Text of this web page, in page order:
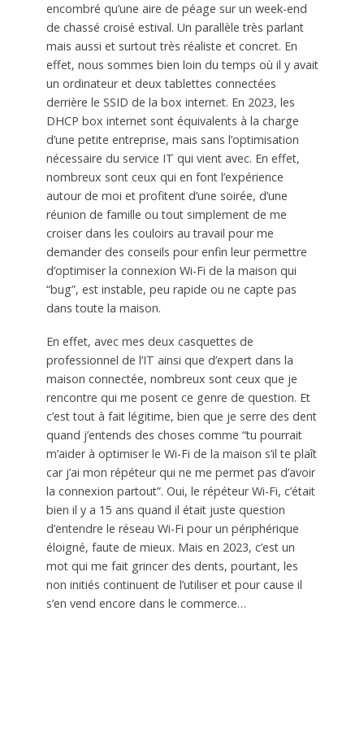
encombré qu’une aire de péage sur un week-end
de chassé croisé estival. Un parallèle très parlant
mais aussi et surtout très réaliste et concret. En
effet, nous sommes bien loin du temps où il y avait
un ordinateur et deux tablettes connectées
derrière le SSID de la box internet. En 2023, les
DHCP box internet sont équivalents à la charge
d’une petite entreprise, mais sans l’optimisation
nécessaire du service IT qui vient avec. En effet,
nombreux sont ceux qui en font l’expérience
autour de moi et profitent d’une soirée, d’une
réunion de famille ou tout simplement de me
croiser dans les couloirs au travail pour me
demander des conseils pour enfin leur permettre
d’optimiser la connexion Wi-Fi de la maison qui
“bug”, est instable, peu rapide ou ne capte pas
dans toute la maison.
En effet, avec mes deux casquettes de
professionnel de l’IT ainsi que d’expert dans la
maison connectée, nombreux sont ceux que je
rencontre qui me posent ce genre de question. Et
c’est tout à fait légitime, bien que je serre des dent
quand j’entends des choses comme “tu pourrait
m’aider à optimiser le Wi-Fi de la maison s’il te plaît
car j’ai mon répéteur qui ne me permet pas d’avoir
la connexion partout”. Oui, le répéteur Wi-Fi, c’était
bien il y a 15 ans quand il était juste question
d’entendre le réseau Wi-Fi pour un périphérique
éloigné, faute de mieux. Mais en 2023, c’est un
mot qui me fait grincer des dents, pourtant, les
non initiés continuent de l’utiliser et pour cause il
s’en vend encore dans le commerce…